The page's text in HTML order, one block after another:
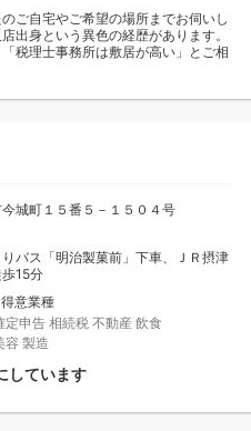
ご自宅やご希望の場所までお伺いし
出身という異色の経歴があります。
税理士事務所は敷居が高い」とご相
城町１５番５－１５０４号
りバス「明治製菓前」下車、ＪＲ摂津
15分
意業種
定申告 相続税 不動産 飲食
容 製造
しています